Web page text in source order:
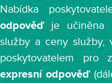
Nabídka
odpověďje učiněna
služby a ceny služby,
poskytovatelem pro
expresní odpověď